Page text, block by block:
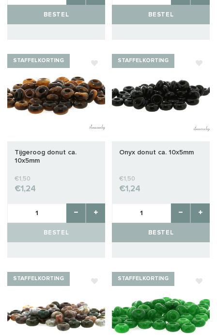
BESTEL BESTEL
STAFFELKORTING
Tijgeroog donut ca.
10x5mm
€1,50
€1,24
BESTEL
STAFFELKORTING
Onyx donut ca. 10x5mm
€1,50
€1,24
BESTEL
STAFFELKORTING STAFFELKORTING